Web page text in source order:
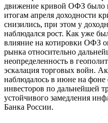
движение кривой ОФЗ было
итогам апреля доходности
снизились, при этом у
наблюдался рост. Как уже
влияние на котировки ОФЗ
рынка относительно
неопределенность в
эскалация торговых войн.
наблюдалось в июне на
инвесторов по дальнейшей
устойчивого замедления
Банка России.